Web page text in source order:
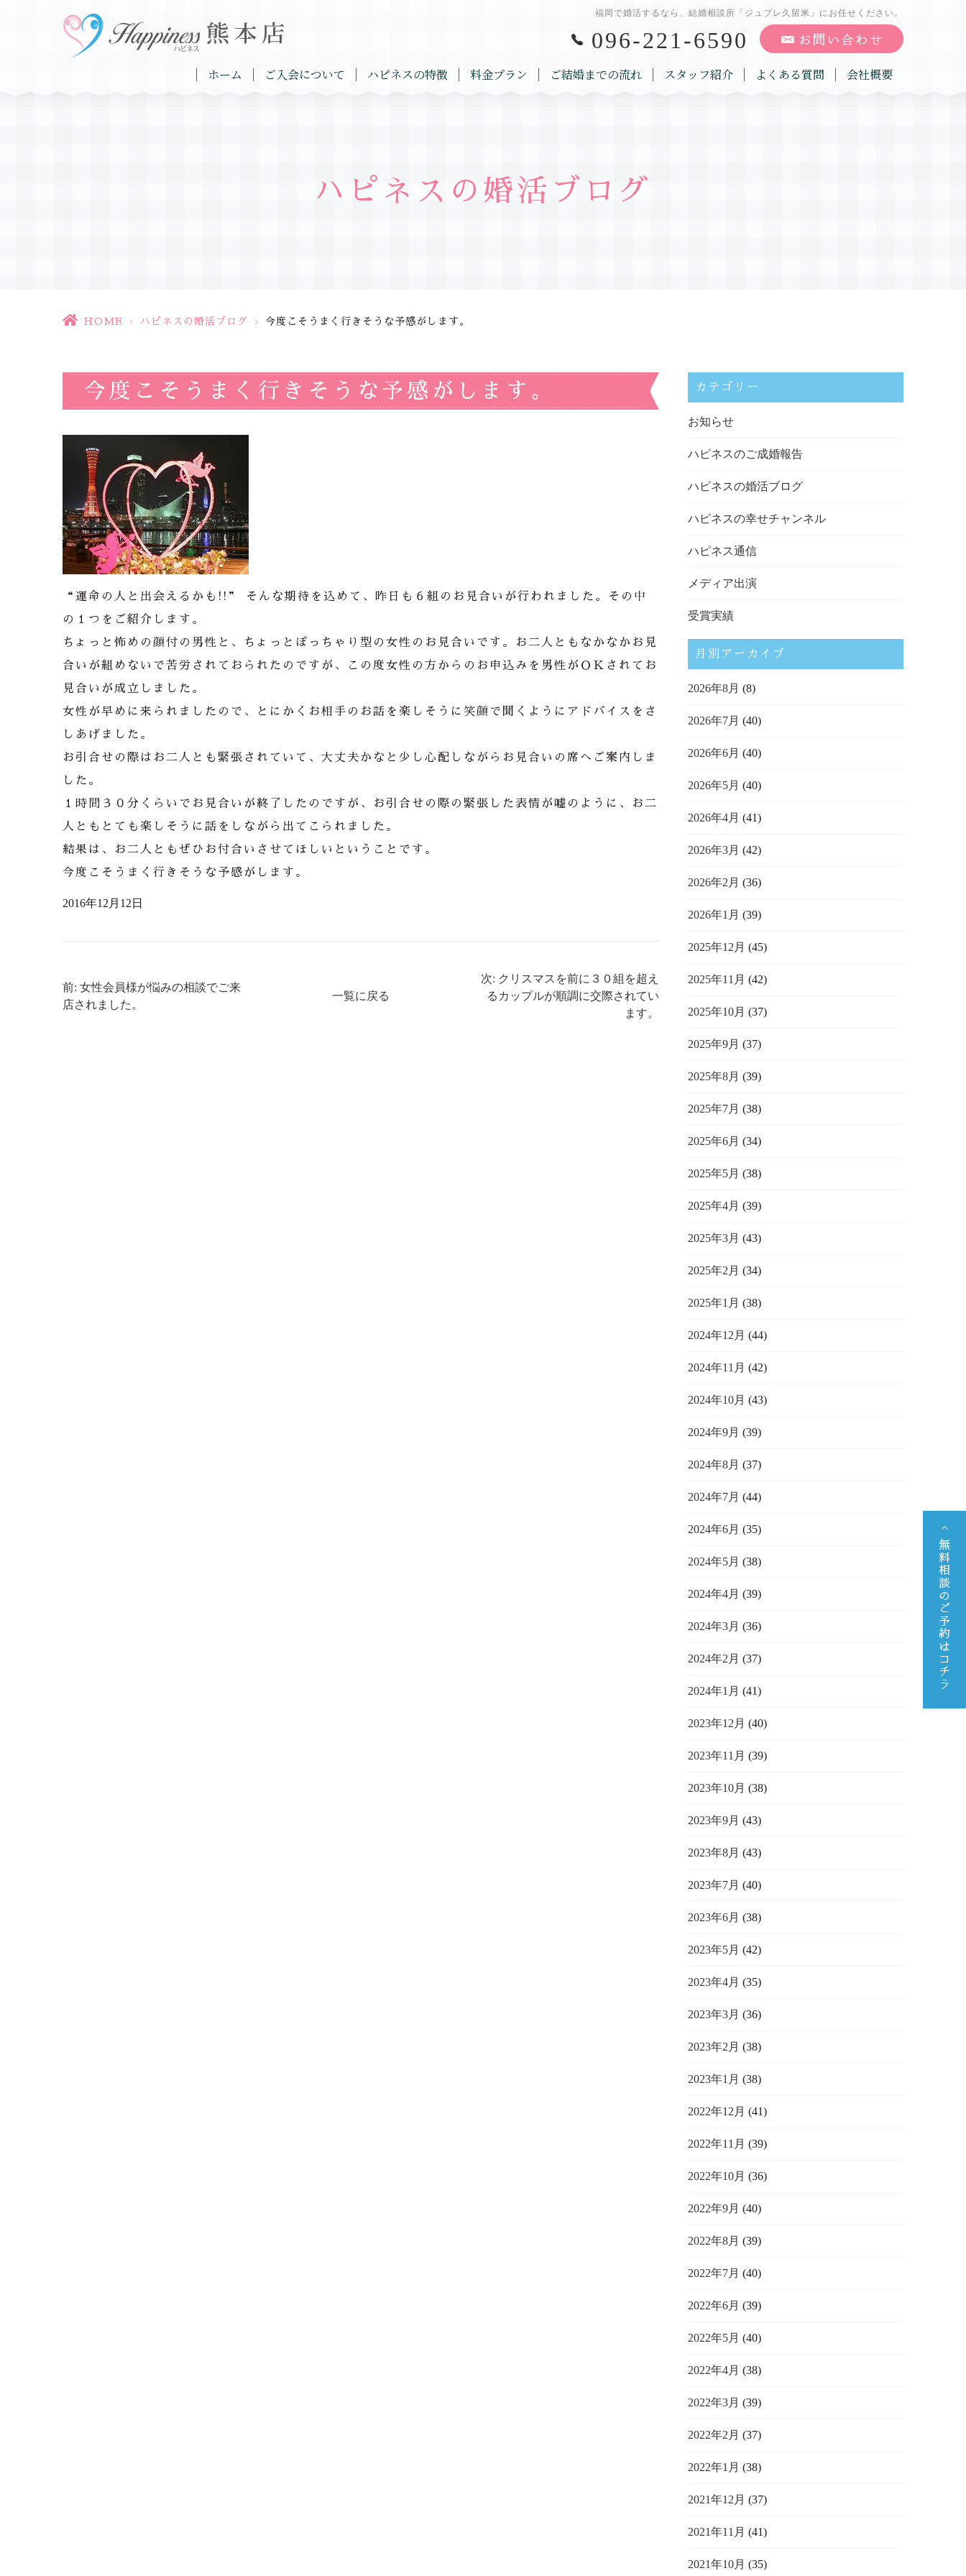
福岡で婚活するなら、結婚相談所「ジュブレ久留米」にお任せください。
096-221-6590
ホーム ご入会について ハピネスの特徴 料金プラン ご結婚までの流れ スタッフ紹介 よくある質問 会社概要
ハピネスの婚活ブログ
HOME > ハピネスの婚活ブログ > 今度こそうまく行きそうな予感がします。
今度こそうまく行きそうな予感がします。
“運命の人と出会えるかも!!” そんな期待を込めて、昨日も６組のお見合いが行われました。その中
の１つをご紹介します。
ちょっと怖めの顔付の男性と、ちょっとぽっちゃり型の女性のお見合いです。お二人ともなかなかお見
合いが組めないで苦労されておられたのですが、この度女性の方からのお申込みを男性がＯＫされてお
見合いが成立しました。
女性が早めに来られましたので、とにかくお相手のお話を楽しそうに笑顔で聞くようにアドバイスをさ
しあげました。
お引合せの際はお二人とも緊張されていて、大丈夫かなと少し心配しながらお見合いの席へご案内しま
した。
１時間３０分くらいでお見合いが終了したのですが、お引合せの際の緊張した表情が嘘のように、お二
人ともとても楽しそうに話をしながら出てこられました。
結果は、お二人ともぜひお付合いさせてほしいということです。
今度こそうまく行きそうな予感がします。
2016年12月12日
前: 女性会員様が悩みの相談でご来
店されました。
一覧に戻る
次: クリスマスを前に３０組を超え
るカップルが順調に交際されてい
ます。
カテゴリー
お知らせ
ハピネスのご成婚報告
ハピネスの婚活ブログ
ハピネスの幸せチャンネル
ハピネス通信
メディア出演
受賞実績
月別アーカイブ
2026年8月 (8)
2026年7月 (40)
2026年6月 (40)
2026年5月 (40)
2026年4月 (41)
2026年3月 (42)
2026年2月 (36)
2026年1月 (39)
2025年12月 (45)
2025年11月 (42)
2025年10月 (37)
2025年9月 (37)
2025年8月 (39)
2025年7月 (38)
2025年6月 (34)
2025年5月 (38)
2025年4月 (39)
2025年3月 (43)
2025年2月 (34)
2025年1月 (38)
2024年12月 (44)
2024年11月 (42)
2024年10月 (43)
2024年9月 (39)
2024年8月 (37)
2024年7月 (44)
2024年6月 (35)
2024年5月 (38)
2024年4月 (39)
2024年3月 (36)
2024年2月 (37)
2024年1月 (41)
2023年12月 (40)
2023年11月 (39)
2023年10月 (38)
2023年9月 (43)
2023年8月 (43)
2023年7月 (40)
2023年6月 (38)
2023年5月 (42)
2023年4月 (35)
2023年3月 (36)
2023年2月 (38)
2023年1月 (38)
2022年12月 (41)
2022年11月 (39)
2022年10月 (36)
2022年9月 (40)
2022年8月 (39)
2022年7月 (40)
2022年6月 (39)
2022年5月 (40)
2022年4月 (38)
2022年3月 (39)
2022年2月 (37)
2022年1月 (38)
2021年12月 (37)
2021年11月 (41)
2021年10月 (35)